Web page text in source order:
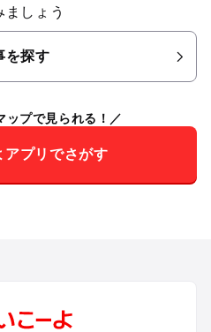
しょう
を探す
ップで見られる！
アプリでさがす